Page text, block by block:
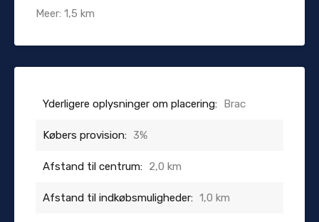
Meer: 1,5 km
Yderligere oplysninger om placering: Brac
Købers provision: 3%
Afstand til centrum: 2,0 km
Afstand til indkøbsmuligheder: 1,0 km